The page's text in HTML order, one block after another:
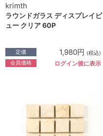
krimth
ラウンドガラス ディスプレイビ
ュー クリア 60P
定価 1,980円 (税込)
会員価格 ログイン後に表示